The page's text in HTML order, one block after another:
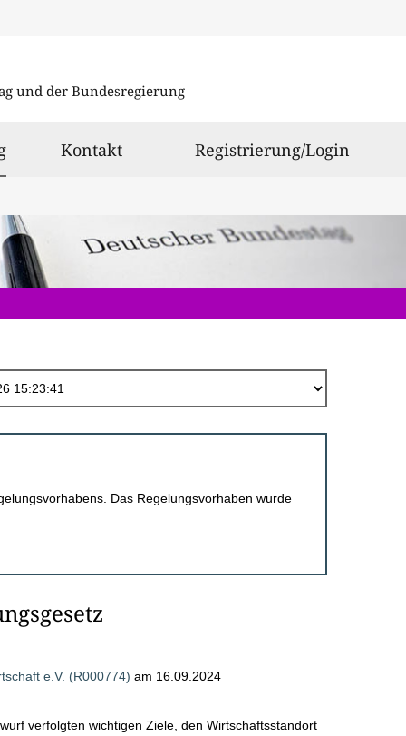
und der Bundesregierung
ausgewählt
Kontakt Registrierung/Login
Das Regelungsvorhaben wurde
e.V. (R000774) am 16.09.2024
verfolgten wichtigen Ziele, den Wirtschaftsstandort